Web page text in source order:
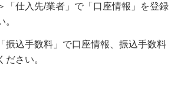
「仕入先/業者」で「口座情報」を登録
。
振込手数料」で口座情報、振込手数料
ださい。